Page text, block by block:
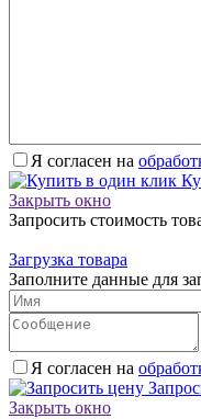
Я согласен на
Закрыть окно
Запросить стоимость
Загрузка товара
Заполните данные для
Я согласен на
Закрыть окно